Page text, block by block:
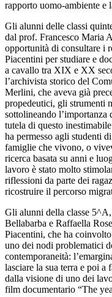
rapporto uomo-ambiente e
Gli alunni delle classi
dal prof. Francesco Maria
opportunità di consultare i
Piacentini per studiare e
a cavallo tra XIX e XX
l’archivista storico del
Merlini, che aveva già
propedeutici, gli strumenti
sottolineando l’importanza
tutela di questo
ha permesso agli studenti
famiglie che vivono, o
ricerca basata su anni e
lavoro è stato molto
riflessioni da parte dei
ricostruire il percorso
Gli alunni della classe
Bellabarba e Raffaella
Piacentini, che ha
uno dei nodi problematici
contemporaneità:
lasciare la sua terra e poi
dalla visione di uno dei
film documentario “The